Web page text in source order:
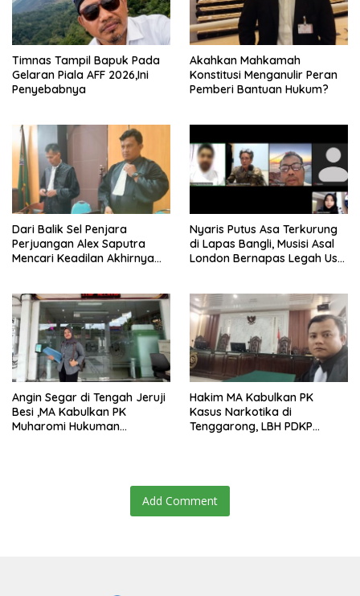
Timnas Tampil Bapuk Pada
Gelaran Piala AFF 2026,Ini
Penyebabnya
Akahkan Mahkamah
Konstitusi Menganulir Peran
Pemberi Bantuan Hukum?
Dari Balik Sel Penjara
Perjuangan Alex Saputra
Mencari Keadilan Akhirnya
Nyaris Putus Asa Terkurung
di Lapas Bangli, Musisi Asal
London Bernapas Legah Usai
Angin Segar di Tengah Jeruji
Besi ,MA Kabulkan PK
Muharomi Hukuman
Hakim MA Kabulkan PK
Kasus Narkotika di
Tenggarong, LBH PDKP
Add Comment